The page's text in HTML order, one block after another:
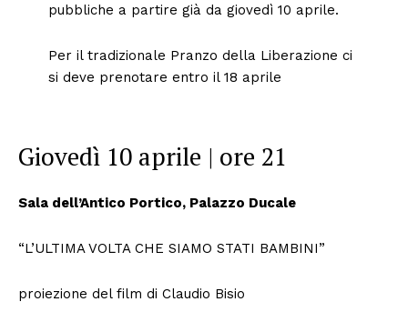
pubbliche a partire già da giovedì 10 aprile.
Per il tradizionale Pranzo della Liberazione ci
si deve prenotare entro il 18 aprile
Giovedì 10 aprile | ore 21
Sala dell’Antico Portico, Palazzo Ducale
“L’ULTIMA VOLTA CHE SIAMO STATI BAMBINI”
proiezione del film di Claudio Bisio